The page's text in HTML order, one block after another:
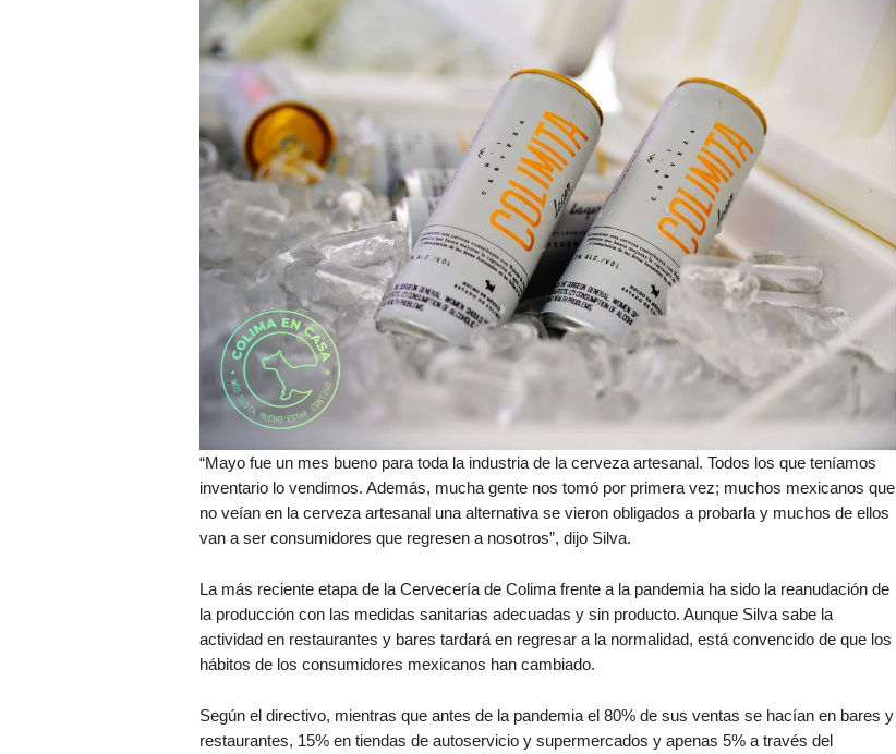
“Mayo fue un mes bueno para toda la industria de la cerveza artesanal. Todos los que teníamos
inventario lo vendimos. Además, mucha gente nos tomó por primera vez; muchos mexicanos que
no veían en la cerveza artesanal una alternativa se vieron obligados a probarla y muchos de ellos
van a ser consumidores que regresen a nosotros”, dijo Silva.
La más reciente etapa de la Cervecería de Colima frente a la pandemia ha sido la reanudación de
la producción con las medidas sanitarias adecuadas y sin producto. Aunque Silva sabe la
actividad en restaurantes y bares tardará en regresar a la normalidad, está convencido de que los
hábitos de los consumidores mexicanos han cambiado.
Según el directivo, mientras que antes de la pandemia el 80% de sus ventas se hacían en bares y
restaurantes, 15% en tiendas de autoservicio y supermercados y apenas 5% a través del